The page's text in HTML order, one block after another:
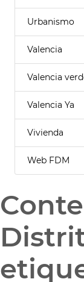
Urbanismo
Valencia
Valencia
Valencia Ya
Vivienda
Web FDM